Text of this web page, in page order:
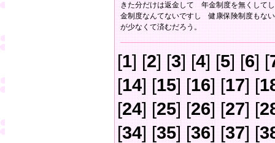
きた分だけは返金して 年金制度を無くして
金制度なんてないですし 健康保険制度もな
が少なくて済むだろう。
[1] [2] [3] [4] [5] [6] [
[14] [15] [16] [17] [
[24] [25] [26] [27] [
[34] [35] [36] [37] [